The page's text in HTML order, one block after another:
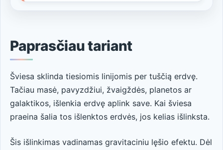
Paprasčiau tariant
Šviesa sklinda tiesiomis linijomis per tuščią erdvę.
Tačiau masė, pavyzdžiui, žvaigždės, planetos ar
galaktikos, išlenkia erdvę aplink save. Kai šviesa
praeina šalia tos išlenktos erdvės, jos kelias išlinksta.
Šis išlinkimas vadinamas gravitaciniu lęšio efektu. Dėl